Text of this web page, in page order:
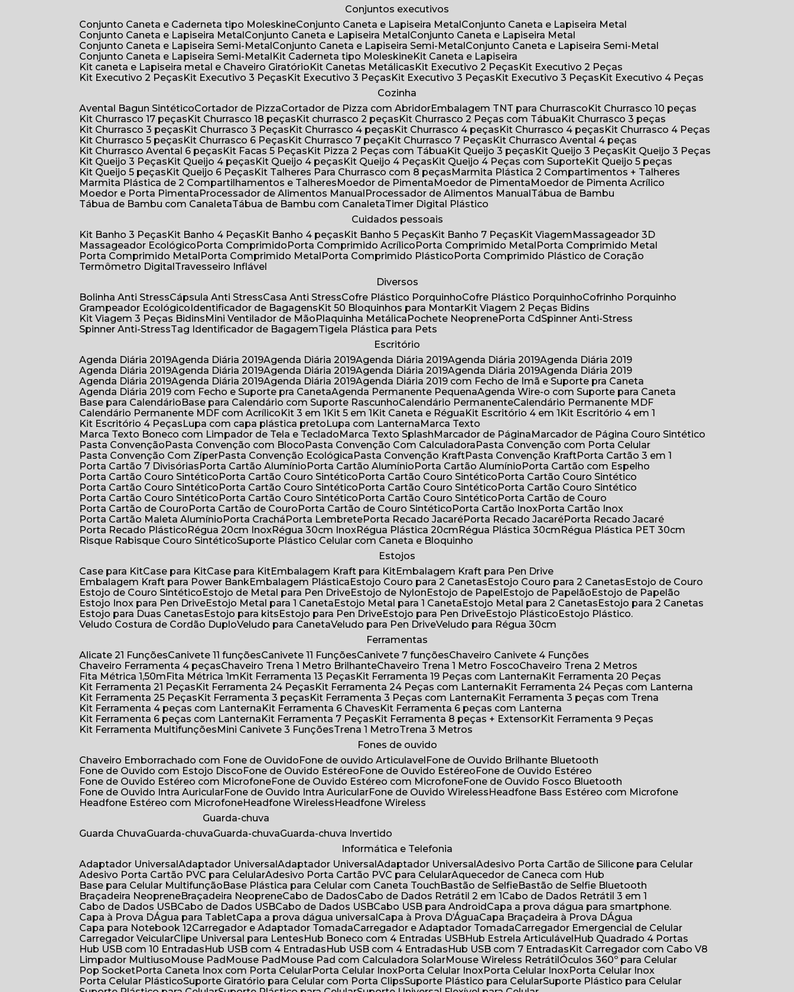
Conjuntos executivos
Conjunto Caneta e Caderneta tipo Moleskine
Conjunto Caneta e Lapiseira Metal
Conjunto Caneta e Lapiseira Metal
Conjunto Caneta e Lapiseira Metal
Conjunto Caneta e Lapiseira Metal
Conjunto Caneta e Lapiseira Metal
Conjunto Caneta e Lapiseira Semi-Metal
Conjunto Caneta e Lapiseira Semi-Metal
Conjunto Caneta e Lapiseira Semi-Metal
Conjunto Caneta e Lapiseira Semi-Metal
Kit Caderneta tipo Moleskine
Kit Caneta e Lapiseira
Kit caneta e Lapiseira metal e Chaveiro Giratório
Kit Canetas Metálicas Kit Executivo 2 Peças
Kit Executivo 2 Peças
Kit Executivo 2 Peças
Kit Executivo 3 Peças Kit Executivo 3 Peças Kit Executivo 3 Peças Kit Executivo 3 Peças
Kit Executivo 4 Peças
Cozinha
Avental Bagun Sintético
Cortador de Pizza Cortador de Pizza com Abridor Embalagem TNT para Churrasco
Kit Churrasco 10 peças
Kit Churrasco 17 peças
Kit Churrasco 18 peças Kit churrasco 2 peças Kit Churrasco 2 Peças com Tábua
Kit Churrasco 3 peças
Kit Churrasco 3 peças
Kit Churrasco 3 Peças Kit Churrasco 4 peças Kit Churrasco 4 peças Kit Churrasco 4 peças
Kit Churrasco 4 Peças
Kit Churrasco 5 peças
Kit Churrasco 6 Peças Kit Churrasco 7 peça Kit Churrasco 7 Peças
Kit Churrasco Avental 4 peças
Kit Churrasco Avental 6 peças
Kit Facas 5 Peças Kit Pizza 2 Peças com Tábua Kit Queijo 3 peças Kit Queijo 3 Peças
Kit Queijo 3 Peças
Kit Queijo 3 Peças
Kit Queijo 4 peças Kit Queijo 4 peças Kit Queijo 4 Peças Kit Queijo 4 Peças com Suporte
Kit Queijo 5 peças
Kit Queijo 5 peças
Kit Queijo 6 Peças Kit Talheres Para Churrasco com 8 peças
Marmita Plástica 2 Compartimentos + Talheres
Marmita Plástica de 2 Compartilhamentos e Talheres
Moedor de Pimenta Moedor de Pimenta
Moedor de Pimenta Acrílico
Moedor e Porta Pimenta
Processador de Alimentos Manual Processador de Alimentos Manual
Tábua de Bambu
Tábua de Bambu com Canaleta
Tábua de Bambu com Canaleta
Timer Digital Plástico
Cuidados pessoais
Kit Banho 3 Peças
Kit Banho 4 Peças Kit Banho 4 peças Kit Banho 5 Peças Kit Banho 7 Peças Kit Viagem
Massageador 3D
Massageador Ecológico
Porta Comprimido Porta Comprimido Acrílico Porta Comprimido Metal
Porta Comprimido Metal
Porta Comprimido Metal
Porta Comprimido Metal Porta Comprimido Plástico
Porta Comprimido Plástico de Coração
Termômetro Digital
Travesseiro Inflável
Diversos
Bolinha Anti Stress
Cápsula Anti Stress Casa Anti Stress Cofre Plástico Porquinho Cofre Plástico Porquinho
Cofrinho Porquinho
Grampeador Ecológico Identificador de Bagagens Kit 50 Bloquinhos para Montar
Kit Viagem 2 Peças Bidins
Kit Viagem 3 Peças Bidins
Mini Ventilador de Mão Plaquinha Metálica Pochete Neoprene Porta Cd
Spinner Anti-Stress
Spinner Anti-Stress
Tag Identificador de Bagagem
Tigela Plástica para Pets
Escritório
Agenda Diária 2019
Agenda Diária 2019 Agenda Diária 2019 Agenda Diária 2019 Agenda Diária 2019
Agenda Diária 2019
Agenda Diária 2019
Agenda Diária 2019 Agenda Diária 2019 Agenda Diária 2019 Agenda Diária 2019
Agenda Diária 2019
Agenda Diária 2019
Agenda Diária 2019 Agenda Diária 2019
Agenda Diária 2019 com Fecho de Imã e Suporte pra Caneta
Agenda Diária 2019 com Fecho e Suporte pra Caneta
Agenda Permanente Pequena
Agenda Wire-o com Suporte para Caneta
Base para Calendário
Base para Calendário com Suporte Rascunho Calendário Permanente
Calendário Permanente MDF
Calendário Permanente MDF com Acrílico
Kit 3 em 1 Kit 5 em 1 Kit Caneta e Régua Kit Escritório 4 em 1
Kit Escritório 4 em 1
Kit Escritório 4 Peças
Lupa com capa plástica preto Lupa com Lanterna
Marca Texto
Marca Texto Boneco com Limpador de Tela e Teclado
Marca Texto Splash Marcador de Página
Marcador de Página Couro Sintético
Pasta Convenção
Pasta Convenção com Bloco Pasta Convenção Com Calculadora
Pasta Convenção com Porta Celular
Pasta Convenção Com Zíper
Pasta Convenção Ecológica Pasta Convenção Kraft Pasta Convenção Kraft
Porta Cartão 3 em 1
Porta Cartão 7 Divisórias
Porta Cartão Alumínio Porta Cartão Alumínio Porta Cartão Alumínio
Porta Cartão com Espelho
Porta Cartão Couro Sintético
Porta Cartão Couro Sintético Porta Cartão Couro Sintético
Porta Cartão Couro Sintético
Porta Cartão Couro Sintético
Porta Cartão Couro Sintético Porta Cartão Couro Sintético
Porta Cartão Couro Sintético
Porta Cartão Couro Sintético
Porta Cartão Couro Sintético Porta Cartão Couro Sintético
Porta Cartão de Couro
Porta Cartão de Couro
Porta Cartão de Couro Porta Cartão de Couro Sintético Porta Cartão Inox
Porta Cartão Inox
Porta Cartão Maleta Alumínio
Porta Crachá Porta Lembrete Porta Recado Jacaré Porta Recado Jacaré
Porta Recado Jacaré
Porta Recado Plástico
Régua 20cm Inox Régua 30cm Inox Régua Plástica 20cm Régua Plástica 30cm
Régua Plástica PET 30cm
Risque Rabisque Couro Sintético
Suporte Plástico Celular com Caneta e Bloquinho
Estojos
Case para Kit
Case para Kit Case para Kit Embalagem Kraft para Kit
Embalagem Kraft para Pen Drive
Embalagem Kraft para Power Bank
Embalagem Plástica Estojo Couro para 2 Canetas Estojo Couro para 2 Canetas
Estojo de Couro
Estojo de Couro Sintético
Estojo de Metal para Pen Drive Estojo de Nylon Estojo de Papel Estojo de Papelão
Estojo de Papelão
Estojo Inox para Pen Drive
Estojo Metal para 1 Caneta Estojo Metal para 1 Caneta Estojo Metal para 2 Canetas
Estojo para 2 Canetas
Estojo para Duas Canetas
Estojo para kits Estojo para Pen Drive Estojo para Pen Drive Estojo Plástico
Estojo Plástico.
Veludo Costura de Cordão Duplo Veludo para Caneta Veludo para Pen Drive Veludo para Régua 30cm
Ferramentas
Alicate 21 Funções
Canivete 11 funções Canivete 11 Funções Canivete 7 funções
Chaveiro Canivete 4 Funções
Chaveiro Ferramenta 4 peças
Chaveiro Trena 1 Metro Brilhante Chaveiro Trena 1 Metro Fosco
Chaveiro Trena 2 Metros
Fita Métrica 1,50m
Fita Métrica 1m Kit Ferramenta 13 Peças Kit Ferramenta 19 Peças com Lanterna
Kit Ferramenta 20 Peças
Kit Ferramenta 21 Peças
Kit Ferramenta 24 Peças Kit Ferramenta 24 Peças com Lanterna
Kit Ferramenta 24 Peças com Lanterna
Kit Ferramenta 25 Peças
Kit Ferramenta 3 peças Kit Ferramenta 3 Peças com Lanterna
Kit Ferramenta 3 peças com Trena
Kit Ferramenta 4 peças com Lanterna
Kit Ferramenta 6 Chaves
Kit Ferramenta 6 peças com Lanterna
Kit Ferramenta 6 peças com Lanterna
Kit Ferramenta 7 Peças Kit Ferramenta 8 peças + Extensor
Kit Ferramenta 9 Peças
Kit Ferramenta Multifunções
Mini Canivete 3 Funções Trena 1 Metro
Trena 3 Metros
Fones de ouvido
Chaveiro Emborrachado com Fone de Ouvido
Fone de ouvido Articulavel
Fone de Ouvido Brilhante Bluetooth
Fone de Ouvido com Estojo Disco
Fone de Ouvido Estéreo Fone de Ouvido Estéreo
Fone de Ouvido Estéreo
Fone de Ouvido Estéreo com Microfone Fone de Ouvido Estéreo com Microfone Fone de Ouvido Fosco Bluetooth
Fone de Ouvido Intra Auricular Fone de Ouvido Intra Auricular Fone de Ouvido Wireless
Headfone Bass Estéreo com Microfone
Headfone Estéreo com Microfone
Headfone Wireless
Headfone Wireless
Guarda-chuva
Guarda Chuva
Guarda-chuva Guarda-chuva
Guarda-chuva Invertido
Informática e Telefonia
Adaptador Universal
Adaptador Universal Adaptador Universal Adaptador Universal
Adesivo Porta Cartão de Silicone para Celular
Adesivo Porta Cartão PVC para Celular
Adesivo Porta Cartão PVC para Celular
Aquecedor de Caneca com Hub
Base para Celular Multifunção
Base Plástica para Celular com Caneta Touch Bastão de Selfie
Bastão de Selfie Bluetooth
Braçadeira Neoprene
Braçadeira Neoprene Cabo de Dados Cabo de Dados Retrátil 2 em 1
Cabo de Dados Retrátil 3 em 1
Cabo de Dados USB
Cabo de Dados USB Cabo de Dados USB Cabo USB para Android
Capa a prova dágua para smartphone.
Capa à Prova DÁgua para Tablet
Capa a prova dágua universal Capa à Prova D’Água
Capa Braçadeira à Prova DÁgua
Capa para Notebook 12
Carregador e Adaptador Tomada Carregador e Adaptador Tomada
Carregador Emergencial de Celular
Carregador Veicular
Clipe Universal para Lentes Hub Boneco com 4 Entradas USB Hub Estrela Articulável
Hub Quadrado 4 Portas
Hub USB com 10 Entradas
Hub USB com 4 Entradas Hub USB com 4 Entradas Hub USB com 7 Entradas
Kit Carregador com Cabo V8
Limpador Multiuso
Mouse Pad Mouse Pad Mouse Pad com Calculadora Solar Mouse Wireless Retrátil
Óculos 360º para Celular
Pop Socket
Porta Caneta Inox com Porta Celular Porta Celular Inox Porta Celular Inox Porta Celular Inox
Porta Celular Inox
Porta Celular Plástico
Suporte Giratório para Celular com Porta Clips Suporte Plástico para Celular Suporte Plástico para Celular